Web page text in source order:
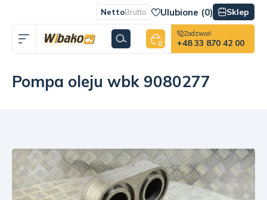
NettoBrutto Ulubione (0) Sklep
0
Zadzwoń
+48 33 870 42 00
Pompa oleju wbk 9080277